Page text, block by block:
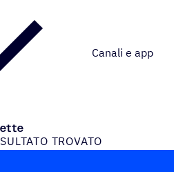
Canali e app
TROVATO